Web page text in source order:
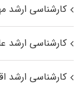
کارشناسی ارشد
کارشناسی ارشد
کارشناسی ارشد